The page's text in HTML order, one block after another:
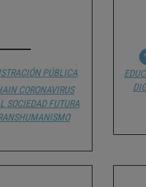
PÚBLICA
CORONAVIRUS
SOCIEDAD FUTURA